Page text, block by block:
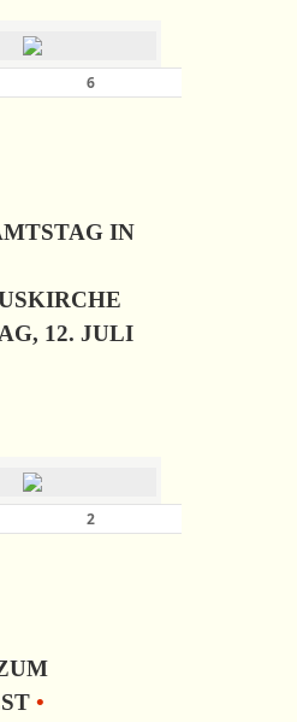
IN
12. JULI
•